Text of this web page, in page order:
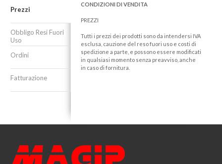
Prezzi
Obbligo Resi Fuori
Uso
Ordini
Fatturazione
CONDIZIONI DI VENDITA
PREZZI
Tutti i prezzi dei prodotti sono da intendersi IVA
esclusa, cauzione del reso fuori uso e costi di
spedizione a parte, e possono essere modificati
in qualsiasi momento senza preavviso, anche
in caso di fornitura.